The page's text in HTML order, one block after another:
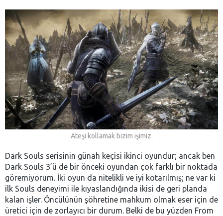
Ateşi kollamak bizim işimiz.
Dark Souls serisinin günah keçisi ikinci oyundur; ancak ben
Dark Souls 3’ü de bir önceki oyundan çok farklı bir noktada
göremiyorum. İki oyun da nitelikli ve iyi kotarılmış; ne var ki
ilk Souls deneyimi ile kıyaslandığında ikisi de geri planda
kalan işler. Öncülünün şöhretine mahkum olmak eser için de
üretici için de zorlayıcı bir durum. Belki de bu yüzden From